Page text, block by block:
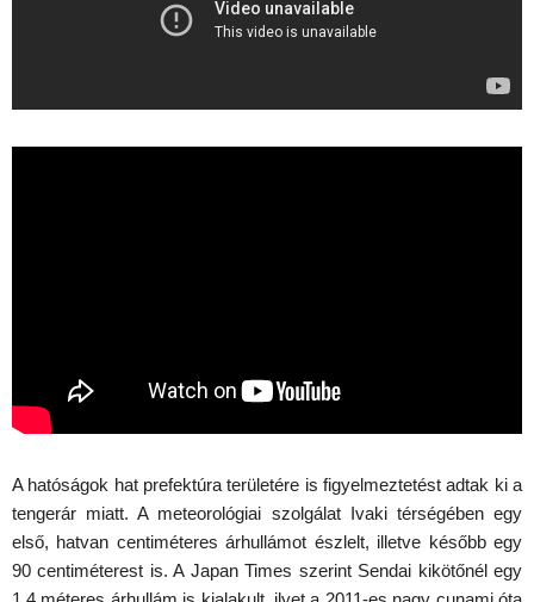
A hatóságok hat prefektúra területére is figyelmeztetést adtak ki a
tengerár miatt. A meteorológiai szolgálat Ivaki térségében egy
első, hatvan centiméteres árhullámot észlelt, illetve később egy
90 centiméterest is. A Japan Times szerint Sendai kikötőnél egy